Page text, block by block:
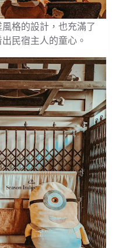
格的設計，也充滿了
民宿主人的童心。